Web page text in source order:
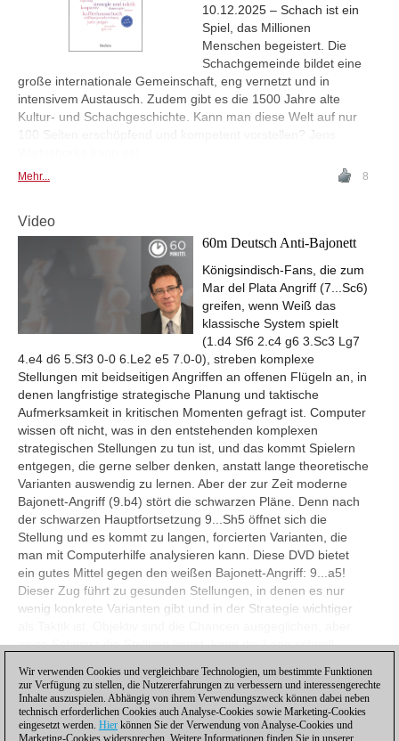
10.12.2025 – Schach ist ein
Spiel, das Millionen
Menschen begeistert. Die
Schachgemeinde bildet eine
große internationale Gemeinschaft, eng vernetzt und in
intensivem Austausch. Zudem gibt es die 1500 Jahre alte
Kultur- und Schachgeschichte. Kann man diese Welt auf nur
100 Seiten erschöpfend und kompetent vorstellen? Jens
Mehr... 8
Video
60m Deutsch Anti-Bajonett
Königsindisch-Fans, die zum
Mar del Plata Angriff (7...Sc6)
greifen, wenn Weiß das
klassische System spielt
(1.d4 Sf6 2.c4 g6 3.Sc3 Lg7
4.e4 d6 5.Sf3 0-0 6.Le2 e5 7.0-0), streben komplexe
Stellungen mit beidseitigen Angriffen an offenen Flügeln an, in
denen langfristige strategische Planung und taktische
Aufmerksamkeit in kritischen Momenten gefragt ist. Computer
wissen oft nicht, was in den entstehenden komplexen
strategischen Stellungen zu tun ist, und das kommt Spielern
entgegen, die gerne selber denken, anstatt lange theoretische
Varianten auswendig zu lernen. Aber der zur Zeit moderne
Bajonett-Angriff (9.b4) stört die schwarzen Pläne. Denn nach
der schwarzen Hauptfortsetzung 9...Sh5 öffnet sich die
Stellung und es kommt zu langen, forcierten Varianten, die
man mit Computerhilfe analysieren kann. Diese DVD bietet
ein gutes Mittel gegen den weißen Bajonett-Angriff: 9...a5!
Dieser Zug führt zu gesunden Stellungen, in denen es nur
wenig konkrete Varianten gibt und in der Strategie wichtiger
wenn Schwarz die Stellung kennt, kann die Lage schnell
Ansehen
Wir verwenden Cookies und vergleichbare Technologien, um bestimmte Funktionen
zur Verfügung zu stellen, die Nutzererfahrungen zu verbessern und interessengerechte
Inhalte auszuspielen. Abhängig von ihrem Verwendungszweck können dabei neben
technisch erforderlichen Cookies auch Analyse-Cookies sowie Marketing-Cookies
eingesetzt werden. Hier können Sie der Verwendung von Analyse-Cookies und
Marketing-Cookies widersprechen. Weitere Informationen finden Sie in unserer